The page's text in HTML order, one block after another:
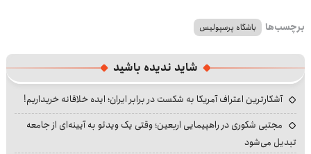
برچسب‌ها باشگاه پرسپولیس
شاید ندیده باشید
آشکارترین اعتراف آمریکا به شکست در برابر ایران؛ ایده خلاقانه خریداریم!
مجتبی شکوری در راهپیمایی اربعین؛ وقتی یک ویدئو به آیینه‌ای از جامعه
تبدیل می‌شود